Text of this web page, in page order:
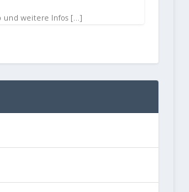
und weitere Infos […]